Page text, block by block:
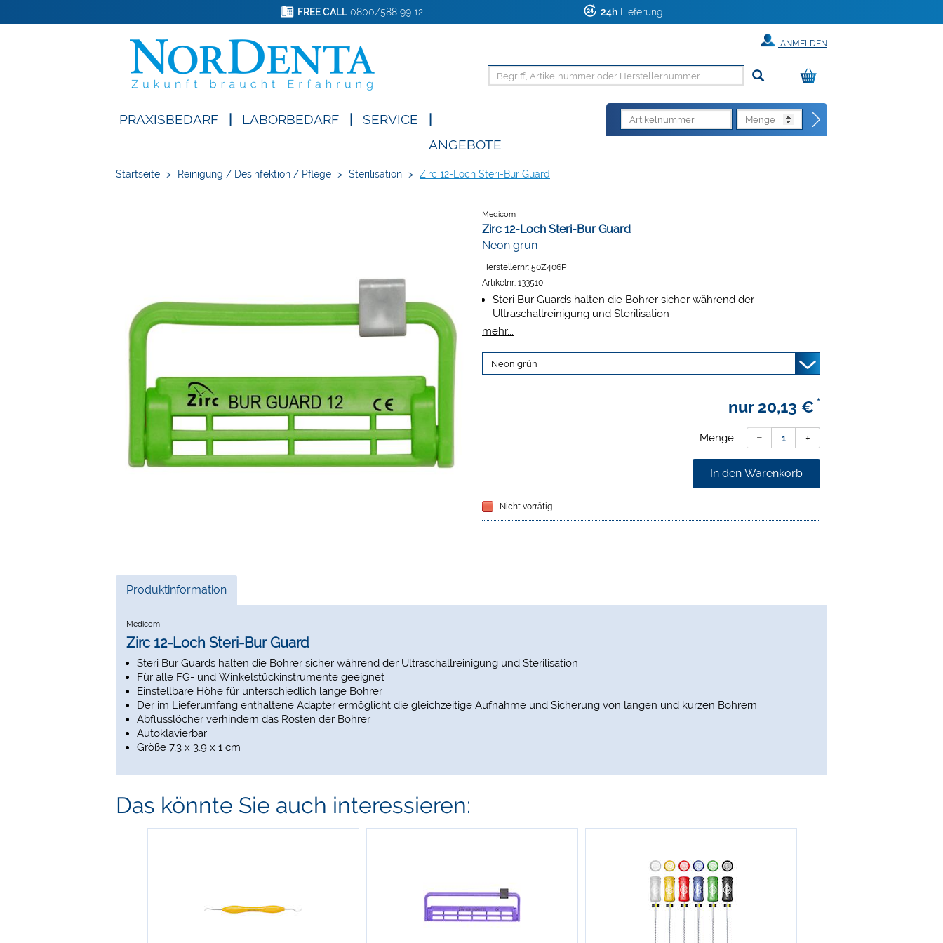
FREE CALL0800/588 99 12 24h Lieferung
ANMELDEN
PRAXISBEDARF LABORBEDARF SERVICE
ANGEBOTE
Startseite > Reinigung / Desinfektion / Pflege > Sterilisation > Zirc 12-Loch Steri-Bur Guard
Medicom
Zirc 12-Loch Steri-Bur Guard
Neon grün
Herstellernr: 50Z406P
Artikelnr: 133510
Steri Bur Guards halten die Bohrer sicher während der
Ultraschallreinigung und Sterilisation
Für alle FG- und Winkelstückinstrumente geeignet
Der im Lieferumfang enthaltene Adapter ermöglicht die
gleichzeitige Aufnahme und Sicherung von langen und kurzen
mehr...
nur 20,13 € *
Menge:
In den Warenkorb
Nicht vorrätig
Current
Produktinformation
Medicom
Zirc 12-Loch Steri-Bur Guard
Steri Bur Guards halten die Bohrer sicher während der Ultraschallreinigung und Sterilisation
Für alle FG- und Winkelstückinstrumente geeignet
Einstellbare Höhe für unterschiedlich lange Bohrer
Der im Lieferumfang enthaltene Adapter ermöglicht die gleichzeitige Aufnahme und Sicherung von langen und kurzen Bohrern
Abflusslöcher verhindern das Rosten der Bohrer
Autoklavierbar
Größe 7,3 x 3,9 x 1 cm
Das könnte Sie auch interessieren: